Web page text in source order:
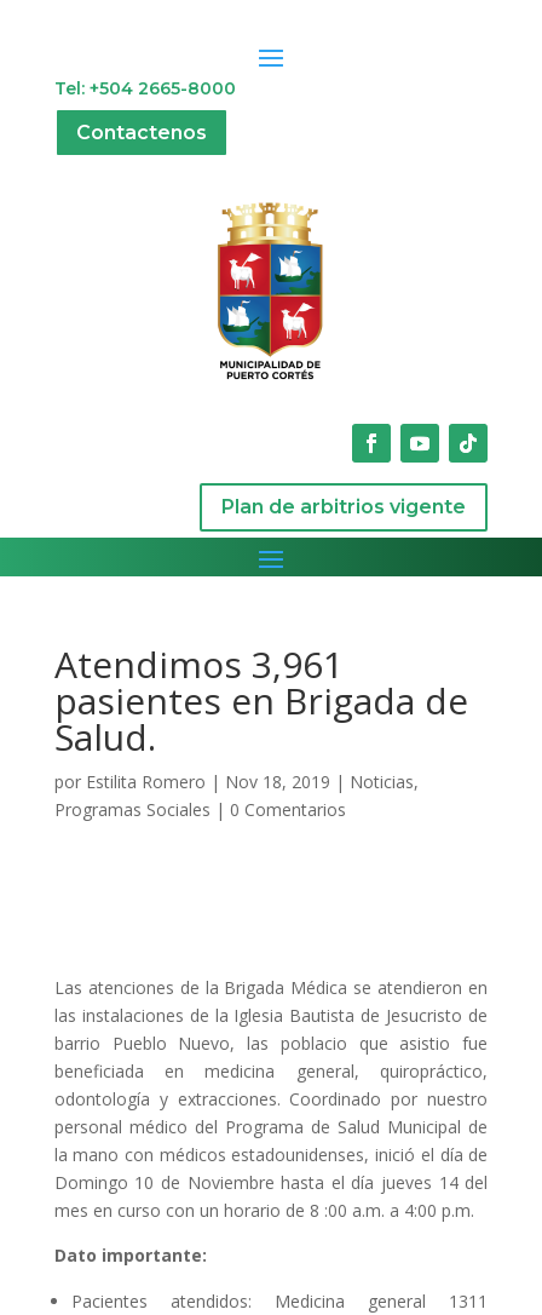
Tel: +504 2665-8000
Contactenos
Plan de arbitrios vigente
Atendimos 3,961
pasientes en Brigada de
Salud.
por Estilita Romero | Nov 18, 2019 | Noticias,
Programas Sociales | 0 Comentarios
Las atenciones de la Brigada Médica se atendieron en
las instalaciones de la Iglesia Bautista de Jesucristo de
barrio Pueblo Nuevo, las poblacio que asistio fue
beneficiada en medicina general, quiropráctico,
odontología y extracciones. Coordinado por nuestro
personal médico del Programa de Salud Municipal de
la mano con médicos estadounidenses, inició el día de
Domingo 10 de Noviembre hasta el día jueves 14 del
mes en curso con un horario de 8 :00 a.m. a 4:00 p.m.
Dato importante:
Pacientes atendidos: Medicina general 1311